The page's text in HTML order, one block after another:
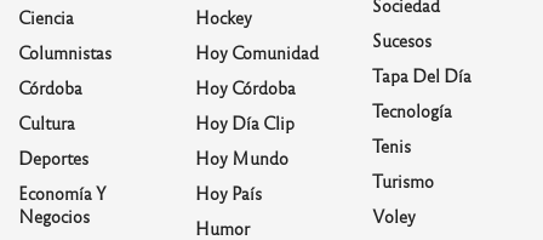
Ciencia
Columnistas
Córdoba
Cultura
Deportes
Economía Y
Negocios
Hockey
Hoy Comunidad
Hoy Córdoba
Hoy Día Clip
Hoy Mundo
Hoy País
Humor
Sociedad
Sucesos
Tapa Del Día
Tecnología
Tenis
Turismo
Voley